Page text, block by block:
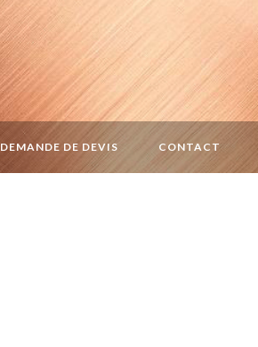
DEMANDE DE DEVIS CONTACT